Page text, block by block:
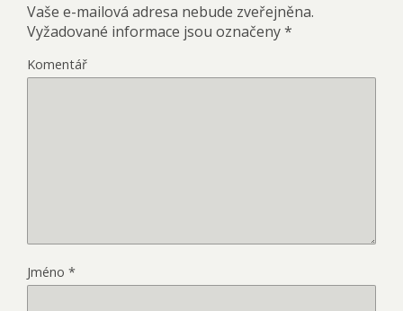
Vaše e-mailová adresa nebude zveřejněna.
Vyžadované informace jsou označeny*
Komentář
Jméno *